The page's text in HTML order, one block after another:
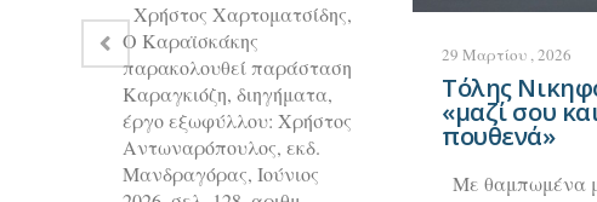
Χρήστος Χαρτοματσίδης,
Ο Καραϊσκάκης
παρακολουθεί παράσταση
Καραγκιόζη, διηγήματα,
έργο εξωφύλλου: Χρήστος
Αντωναρόπουλος, εκδ.
Μανδραγόρας, Ιούνιος
29 Μαρτίου , 2026
Τόλης
«μαζί σου
πουθενά»
Με θαμπωμένα